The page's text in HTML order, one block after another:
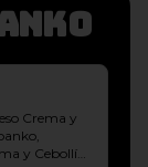
Crema y
y Cebollín